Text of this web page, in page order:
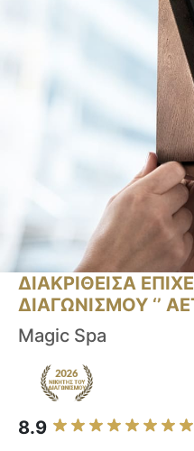
ΔΙΑΚΡΙΘΕΙΣΑ
ΔΙΑΓΩΝΙΣΜΟΥ ‘’
Magic Spa
8.9